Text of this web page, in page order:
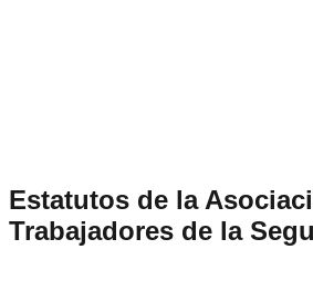
Estatutos de la
Trabajadores de la